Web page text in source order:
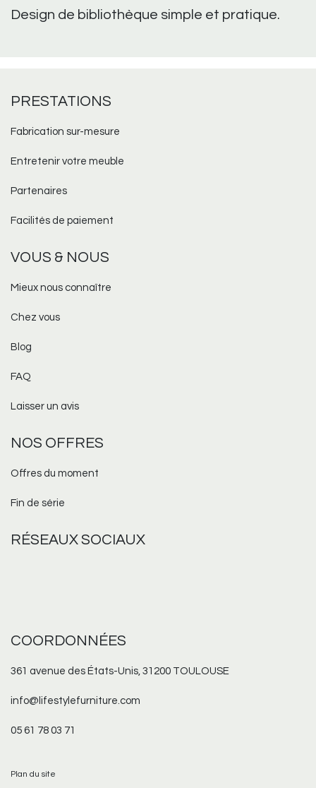
Design de bibliothèque simple et pratique.
PRESTATIONS
Fabrication sur-mesure​
Entretenir votre meuble
Partenaires
Facilités de paiement
VOUS & NOUS
Mieux nous connaître
Chez vous
Blog
FAQ
Laisser un avis
NOS OFFRES
Offres du moment
Fin de série
RÉSEAUXSOCIAUX
COORDONNÉES
361 avenue des États-Unis, 31200 TOULOUSE
info@lifestylefurniture.com
05 61 78 03 71
Plan du site